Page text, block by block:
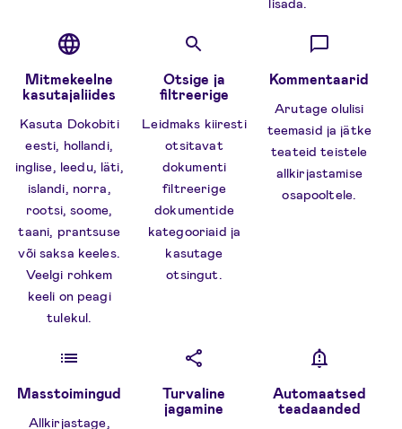
Mitmekeelne
kasutajaliides
Kasuta Dokobiti
eesti, hollandi,
inglise, leedu, läti,
islandi, norra,
rootsi, soome,
taani, prantsuse
või saksa keeles.
Veelgi rohkem
keeli on peagi
tulekul.
Otsige ja
filtreerige
Leidmaks kiiresti
otsitavat
dokumenti
filtreerige
dokumentide
kategooriaid ja
kasutage
otsingut.
Kommentaarid
Arutage olulisi
teemasid ja jätke
teateid teistele
allkirjastamise
osapooltele.
Masstoimingud
Allkirjastage,
Turvaline
jagamine
Automaatsed
teadaanded